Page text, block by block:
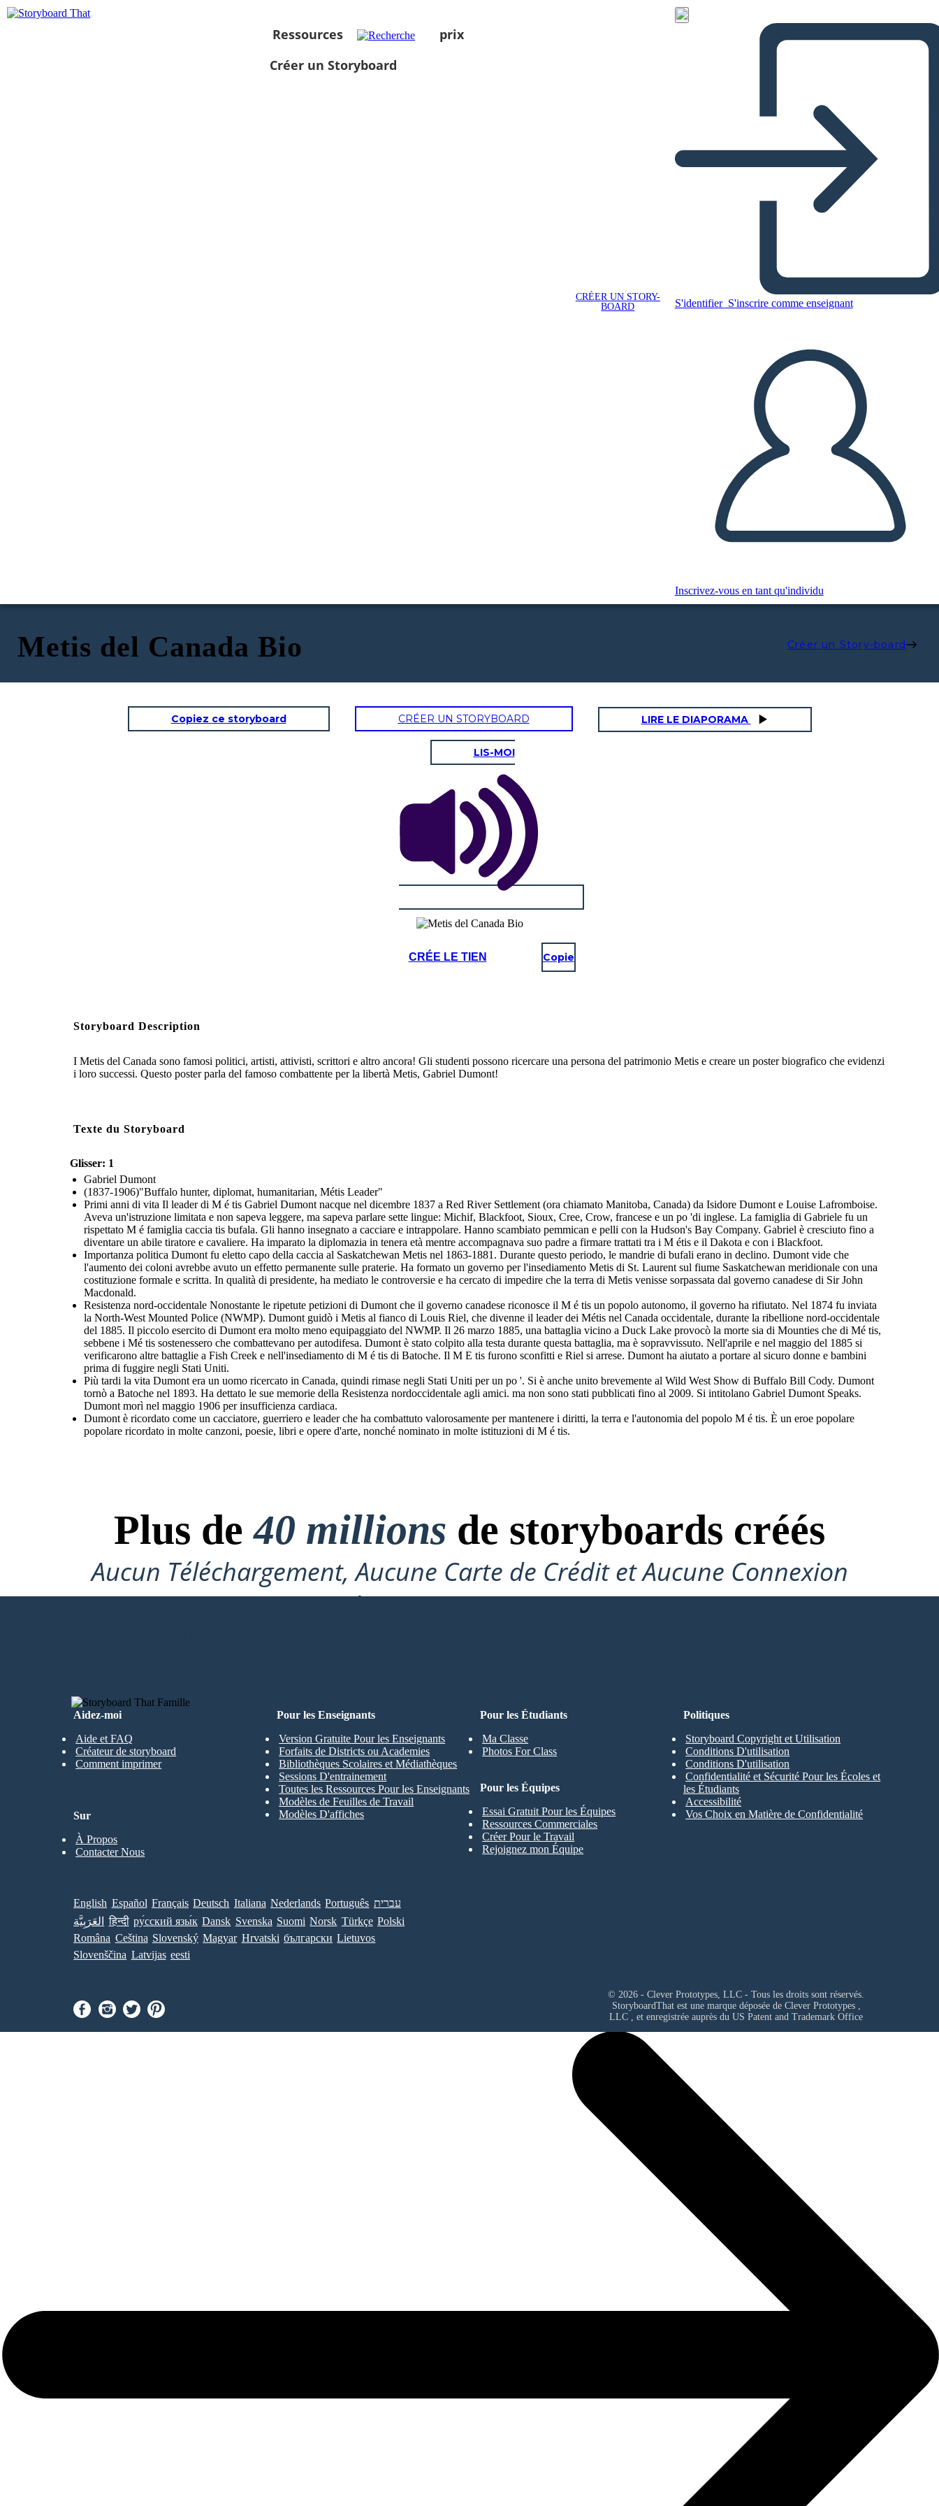
Ressources
prix
Créer un Storyboard
CRÉER UN STORY-
BOARD
S'identifier S'inscrire comme enseignant
Inscrivez-vous en tant qu'individu
Metis del Canada Bio Créer un Story-board
Copiez ce storyboard CRÉER UN STORYBOARD LIRE LE DIAPORAMA
LIS-MOI
CRÉE LE TIEN Copie
Storyboard Description
I Metis del Canada sono famosi politici, artisti, attivisti, scrittori e altro ancora! Gli studenti possono ricercare una persona del patrimonio Metis e creare un poster biografico che evidenzi
i loro successi. Questo poster parla del famoso combattente per la libertà Metis, Gabriel Dumont!
Texte du Storyboard
Glisser: 1
Gabriel Dumont
(1837-1906)"Buffalo hunter, diplomat, humanitarian, Métis Leader"
Primi anni di vita Il leader di M é tis Gabriel Dumont nacque nel dicembre 1837 a Red River Settlement (ora chiamato Manitoba, Canada) da Isidore Dumont e Louise Lafromboise.
Aveva un'istruzione limitata e non sapeva leggere, ma sapeva parlare sette lingue: Michif, Blackfoot, Sioux, Cree, Crow, francese e un po 'di inglese. La famiglia di Gabriele fu un
rispettato M é famiglia caccia tis bufala. Gli hanno insegnato a cacciare e intrappolare. Hanno scambiato pemmican e pelli con la Hudson's Bay Company. Gabriel è cresciuto fino a
diventare un abile tiratore e cavaliere. Ha imparato la diplomazia in tenera età mentre accompagnava suo padre a firmare trattati tra i M étis e il Dakota e con i Blackfoot.
Importanza politica Dumont fu eletto capo della caccia al Saskatchewan Metis nel 1863-1881. Durante questo periodo, le mandrie di bufali erano in declino. Dumont vide che
l'aumento dei coloni avrebbe avuto un effetto permanente sulle praterie. Ha formato un governo per l'insediamento Metis di St. Laurent sul fiume Saskatchewan meridionale con una
costituzione formale e scritta. In qualità di presidente, ha mediato le controversie e ha cercato di impedire che la terra di Metis venisse sorpassata dal governo canadese di Sir John
Macdonald.
Resistenza nord-occidentale Nonostante le ripetute petizioni di Dumont che il governo canadese riconosce il M é tis un popolo autonomo, il governo ha rifiutato. Nel 1874 fu inviata
la North-West Mounted Police (NWMP). Dumont guidò i Metis al fianco di Louis Riel, che divenne il leader dei Métis nel Canada occidentale, durante la ribellione nord-occidentale
del 1885. Il piccolo esercito di Dumont era molto meno equipaggiato del NWMP. Il 26 marzo 1885, una battaglia vicino a Duck Lake provocò la morte sia di Mounties che di Mé tis,
sebbene i Mé tis sostenessero che combattevano per autodifesa. Dumont è stato colpito alla testa durante questa battaglia, ma è sopravvissuto. Nell'aprile e nel maggio del 1885 si
verificarono altre battaglie a Fish Creek e nell'insediamento di M é tis di Batoche. Il M E tis furono sconfitti e Riel si arrese. Dumont ha aiutato a portare al sicuro donne e bambini
prima di fuggire negli Stati Uniti.
Più tardi la vita Dumont era un uomo ricercato in Canada, quindi rimase negli Stati Uniti per un po '. Si è anche unito brevemente al Wild West Show di Buffalo Bill Cody. Dumont
tornò a Batoche nel 1893. Ha dettato le sue memorie della Resistenza nordoccidentale agli amici. ma non sono stati pubblicati fino al 2009. Si intitolano Gabriel Dumont Speaks.
Dumont morì nel maggio 1906 per insufficienza cardiaca.
Dumont è ricordato come un cacciatore, guerriero e leader che ha combattuto valorosamente per mantenere i diritti, la terra e l'autonomia del popolo M é tis. È un eroe popolare
popolare ricordato in molte canzoni, poesie, libri e opere d'arte, nonché nominato in molte istituzioni di M é tis.
Plus de40 millions de storyboards créés
Aucun Téléchargement, Aucune Carte de Crédit et Aucune Connexion
Nécessaire Pour Essayer !
Aidez-moi
Aide et FAQ
Créateur de storyboard
Comment imprimer
Pour les Étudiants
Ma Classe
Photos For Class
Pour les Enseignants
Version Gratuite Pour les Enseignants
Forfaits de Districts ou Academies
Bibliothèques Scolaires et Médiathèques
Sessions D'entrainement
Toutes les Ressources Pour les Enseignants
Modèles de Feuilles de Travail
Modèles D'affiches
Pour les Équipes
Essai Gratuit Pour les Équipes
Ressources Commerciales
Créer Pour le Travail
Rejoignez mon Équipe
Sur
À Propos
Contacter Nous
Politiques
Storyboard Copyright et Utilisation
Conditions D'utilisation
Conditions D'utilisation
Confidentialité et Sécurité Pour les Écoles et
les Étudiants
Accessibilité
Vos Choix en Matière de Confidentialité
English Español Français Deutsch Italiana Nederlands Português עברית
العَرَبِيَّة
हिन्दी ру́сский язы́к Dansk Svenska Suomi Norsk Türkçe Polski
Româna Ceština Slovenský Magyar Hrvatski български Lietuvos
Slovenščina Latvijas eesti
© 2026 - Clever Prototypes, LLC - Tous les droits sont réservés.
StoryboardThat est une marque déposée de Clever Prototypes ,
LLC , et enregistrée auprès du US Patent and Trademark Office